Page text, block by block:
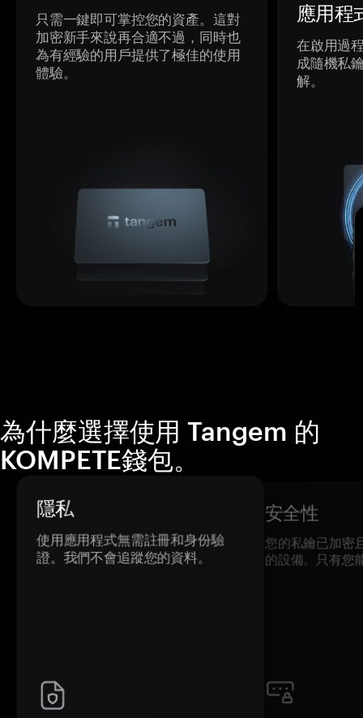
只需一鍵即可掌控您的資產。這對
加密新手來說再合適不過，同時也
為有經驗的用戶提供了極佳的使用
體驗。
應用程
在啟用過
成隨機私
解。
為什麼選擇使用 Tangem 的
KOMPETE錢包。
隱私
使用應用程式無需註冊和身份驗
證。我們不會追蹤您的資料。
安全性
您的私鑰已加密
的設備。只有您